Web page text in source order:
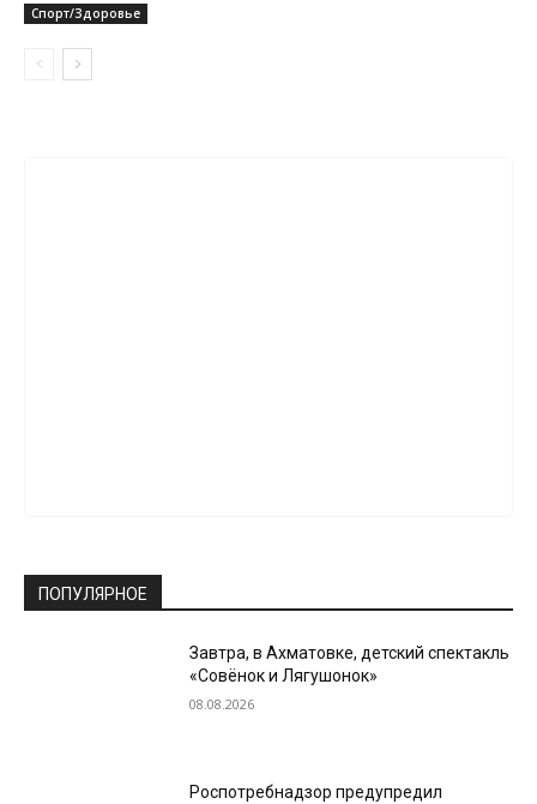
Спорт/Здоровье
ПОПУЛЯРНОЕ
Завтра, в Ахматовке, детский спектакль
«Совёнок и Лягушонок»
08.08.2026
Роспотребнадзор предупредил